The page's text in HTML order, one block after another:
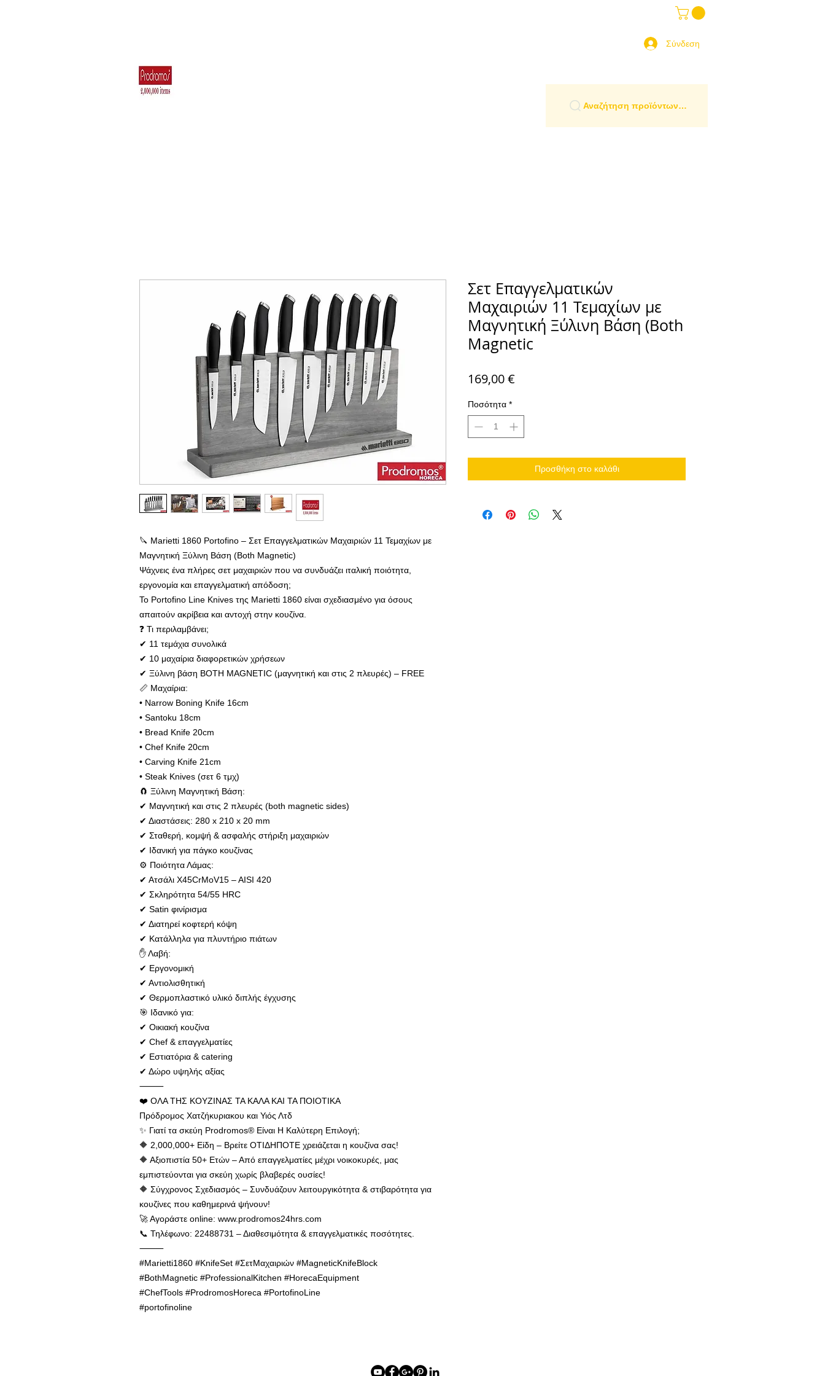
Σύνδεση
Αναζήτηση προϊόντων…
🔪 Marietti 1860 Portofino – Σετ Επαγγελματικών Μαχαιριών 11 Τεμαχίων με
Μαγνητική Ξύλινη Βάση (Both Magnetic)
Ψάχνεις ένα πλήρες σετ μαχαιριών που να συνδυάζει ιταλική ποιότητα,
εργονομία και επαγγελματική απόδοση;
Το Portofino Line Knives της Marietti 1860 είναι σχεδιασμένο για όσους
απαιτούν ακρίβεια και αντοχή στην κουζίνα.
❓ Τι περιλαμβάνει;
✔ 11 τεμάχια συνολικά
✔ 10 μαχαίρια διαφορετικών χρήσεων
✔ Ξύλινη βάση BOTH MAGNETIC (μαγνητική και στις 2 πλευρές) – FREE
📏 Μαχαίρια:
• Narrow Boning Knife 16cm
• Santoku 18cm
• Bread Knife 20cm
• Chef Knife 20cm
• Carving Knife 21cm
• Steak Knives (σετ 6 τμχ)
🧲 Ξύλινη Μαγνητική Βάση:
✔ Μαγνητική και στις 2 πλευρές (both magnetic sides)
✔ Διαστάσεις: 280 x 210 x 20 mm
✔ Σταθερή, κομψή & ασφαλής στήριξη μαχαιριών
✔ Ιδανική για πάγκο κουζίνας
⚙️ Ποιότητα Λάμας:
✔ Ατσάλι X45CrMoV15 – AISI 420
✔ Σκληρότητα 54/55 HRC
✔ Satin φινίρισμα
✔ Διατηρεί κοφτερή κόψη
✔ Κατάλληλα για πλυντήριο πιάτων
✋ Λαβή:
✔ Εργονομική
✔ Αντιολισθητική
✔ Θερμοπλαστικό υλικό διπλής έγχυσης
🎯 Ιδανικό για:
✔ Οικιακή κουζίνα
✔ Chef & επαγγελματίες
✔ Εστιατόρια & catering
✔ Δώρο υψηλής αξίας
⸻
❤️ ΟΛΑ ΤΗΣ ΚΟΥΖΙΝΑΣ ΤΑ ΚΑΛΑ ΚΑΙ ΤΑ ΠΟΙΟΤΙΚΑ
Πρόδρομος Χατζήκυριακου και Υιός Λτδ
✨ Γιατί τα σκεύη Prodromos® Είναι Η Καλύτερη Επιλογή;
🔶 2,000,000+ Είδη – Βρείτε ΟΤΙΔΗΠΟΤΕ χρειάζεται η κουζίνα σας!
🔶 Αξιοπιστία 50+ Ετών – Από επαγγελματίες μέχρι νοικοκυρές, μας
εμπιστεύονται για σκεύη χωρίς βλαβερές ουσίες!
🔶 Σύγχρονος Σχεδιασμός – Συνδυάζουν λειτουργικότητα & στιβαρότητα για
κουζίνες που καθημερινά ψήνουν!
🚀 Αγοράστε online: www.prodromos24hrs.com
📞 Τηλέφωνο: 22488731 – Διαθεσιμότητα & επαγγελματικές ποσότητες.
⸻
#Marietti1860 #KnifeSet #ΣετΜαχαιριών #MagneticKnifeBlock
#BothMagnetic #ProfessionalKitchen #HorecaEquipment
#ChefTools #ProdromosHoreca #PortofinoLine
#portofinoline
Σετ Επαγγελματικών
Μαχαιριών 11 Τεμαχίων με
Μαγνητική Ξύλινη Βάση (Both
Magnetic
169,00 €
Ποσότητα *
Προσθήκη στο καλάθι